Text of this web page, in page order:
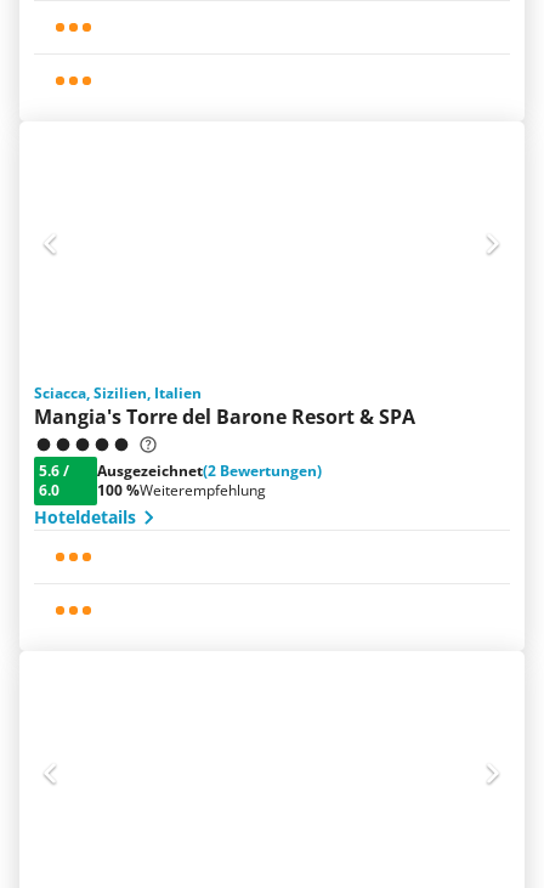
Sciacca, Sizilien, Italien
Mangia's Torre del Barone Resort & SPA
5.6/
6.0
Ausgezeichnet(2 Bewertungen)
100 %Weiterempfehlung
Hoteldetails